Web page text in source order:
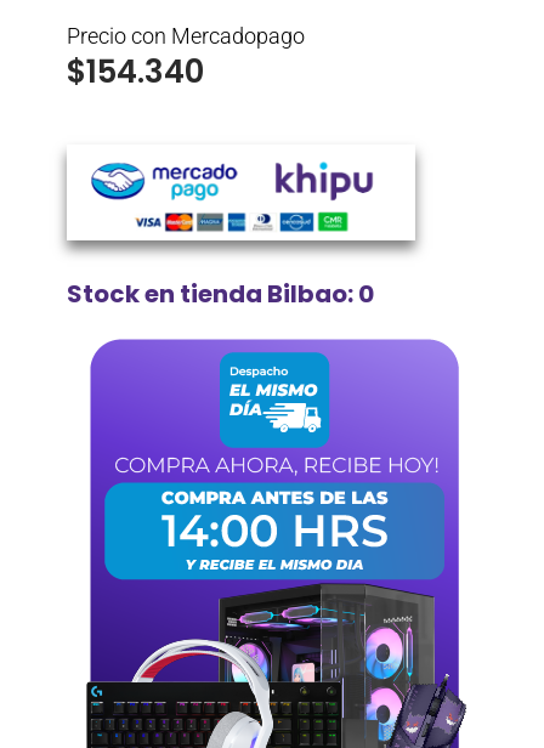
Precio con Mercadopago
$154.340
Stock en tienda Bilbao: 0